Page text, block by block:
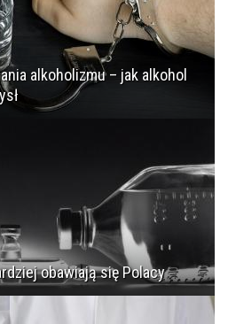
alkoholizmu – jak alkohol
obawiają się Polacy